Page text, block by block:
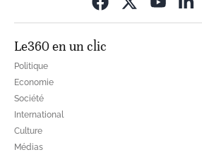
Le360 en un clic
Politique
Economie
Société
International
Culture
Médias